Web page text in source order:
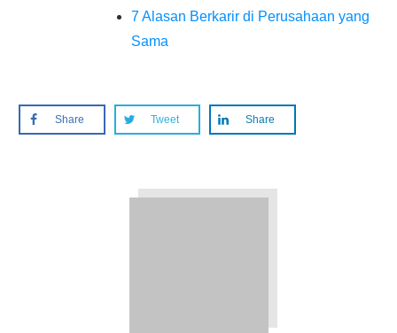
7 Alasan Berkarir di Perusahaan yang
Sama
Share Tweet Share